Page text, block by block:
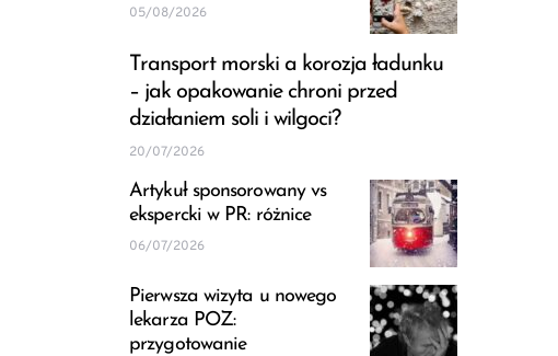
05/08/2026
Transport morski a korozja ładunku
– jak opakowanie chroni przed
działaniem soli i wilgoci?
20/07/2026
Artykuł sponsorowany vs
ekspercki w PR: różnice
06/07/2026
Pierwsza wizyta u nowego
lekarza POZ:
przygotowanie